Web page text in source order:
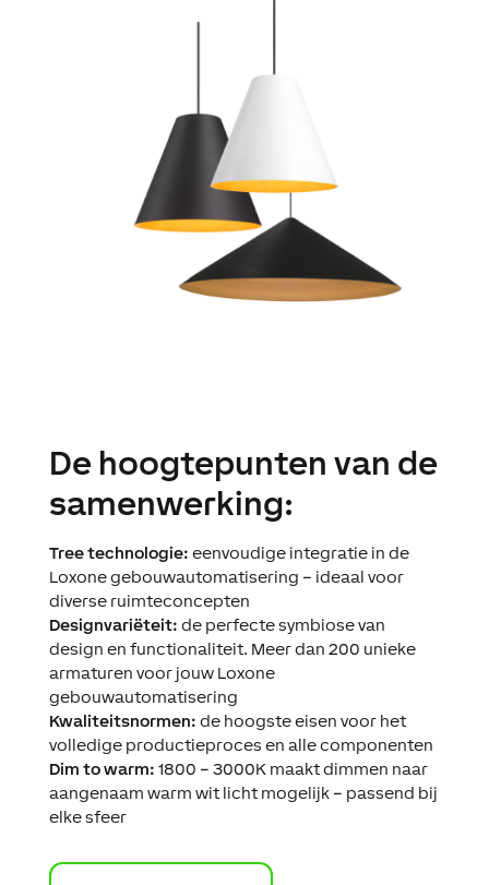
De hoogtepunten van de
samenwerking:
Tree technologie: eenvoudige integratie in de
Loxone gebouwautomatisering – ideaal voor
diverse ruimteconcepten
Designvariëteit: de perfecte symbiose van
design en functionaliteit. Meer dan 200 unieke
armaturen voor jouw Loxone
gebouwautomatisering
Kwaliteitsnormen: de hoogste eisen voor het
volledige productieproces en alle componenten
Dim to warm: 1800 – 3000K maakt dimmen naar
aangenaam warm wit licht mogelijk – passend bij
elke sfeer